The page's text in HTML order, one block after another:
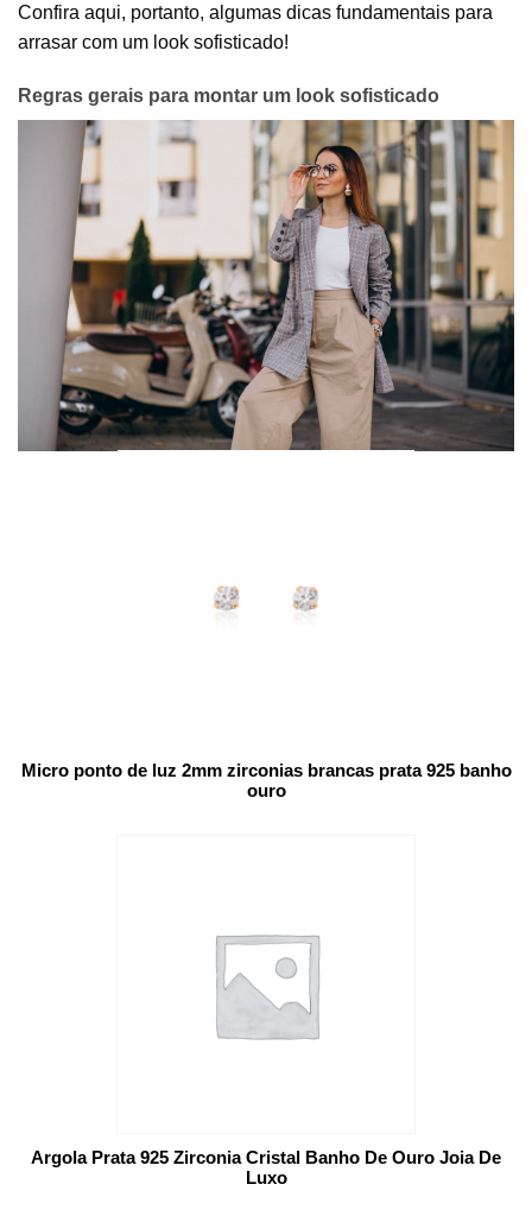
Confira aqui, portanto, algumas dicas fundamentais para
arrasar com um look sofisticado!
Regras gerais para montar um look sofisticado
Micro ponto de luz 2mm zirconias brancas prata 925 banho
ouro
Argola Prata 925 Zirconia Cristal Banho De Ouro Joia De
Luxo